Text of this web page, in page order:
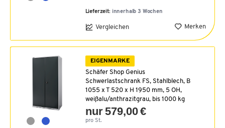
Lieferzeit: innerhalb 3 Wochen
Vergleichen Merken
EIGENMARKE
Schäfer Shop Genius
Schwerlastschrank FS, Stahlblech, B
1055 x T 520 x H 1950 mm, 5 OH,
weißalu/anthrazitgrau, bis 1000 kg
nur 579,00 €
pro St.